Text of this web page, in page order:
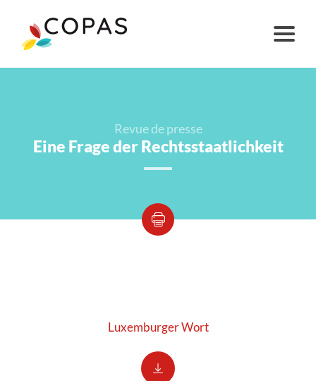
Revue de presse
Eine Frage der Rechtsstaatlichkeit
Luxemburger Wort